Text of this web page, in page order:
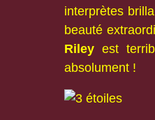
interprètes
beauté
Riley est
absolument !